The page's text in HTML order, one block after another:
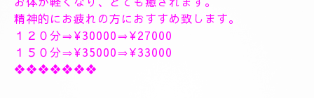
こちらのコースとても人気の高いトリートメントコー
スになります。
🥀🌹極上全身リンパドレナージュトリートメントコー
ス🥀🌹
全身極上全身リンパドレナージュトリートメント致し